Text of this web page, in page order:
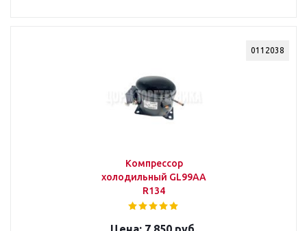
0112038
Компрессор
холодильный GL99AA
R134